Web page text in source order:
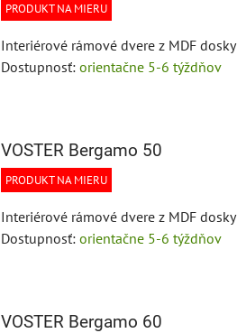
PRODUKT NA MIERU
Interiérové rámové dvere z MDF dosky
Dostupnosť: orientačne 5-6 týždňov
VOSTER Bergamo 50
PRODUKT NA MIERU
Interiérové rámové dvere z MDF dosky
Dostupnosť: orientačne 5-6 týždňov
VOSTER Bergamo 60